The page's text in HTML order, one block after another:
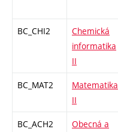
BC_CHI2
Chemická
informatika
II
BC_MAT2
Matematika
II
BC_ACH2
Obecná a